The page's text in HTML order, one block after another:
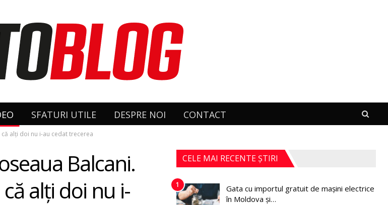
SFATURI UTILE DESPRE NOI CONTACT
alţi doi nu i-au cedat trecerea
Balcani.
alţi doi nu i-
CELE MAI RECENTE ȘTIRI
1
Gata cu importul gratuit de mașini electrice
în Moldova și…